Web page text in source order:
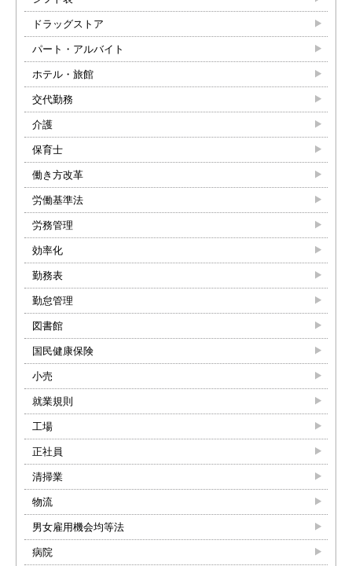
ドラッグストア
パート・アルバイト
ホテル・旅館
交代勤務
介護
保育士
働き方改革
労働基準法
労務管理
効率化
勤務表
勤怠管理
図書館
国民健康保険
小売
就業規則
工場
正社員
清掃業
物流
男女雇用機会均等法
病院